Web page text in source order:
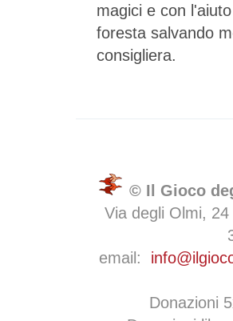
magici e con
foresta salvando
consigliera.
© Il Gioco
Via degli Olmi,
email:
Donazioni